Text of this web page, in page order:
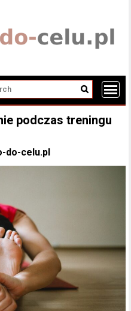
podczas treningu
do-celu.pl